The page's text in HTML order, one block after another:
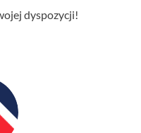
dyspozycji!